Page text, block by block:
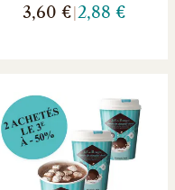
3,60 € 2,88 €